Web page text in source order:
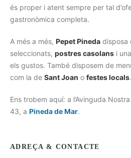
és proper i atent sempre per tal
gastronòmica completa.
A més a més, Pepet Pineda disposa
seleccionats, postres casolans i
els gustos. També disposem de
com la de Sant Joan o festes locals.
Ens trobem aquí: a l’Avinguda
43, a Pineda de Mar.
ADREÇA & CONTACTE